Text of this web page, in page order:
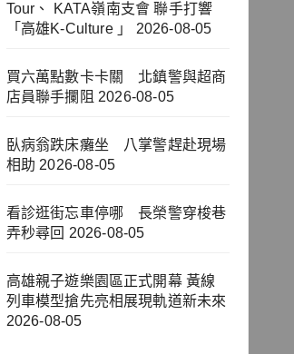
Tour、 KATA嶺南支會 聯手打響
「高雄K-Culture 」
2026-08-05
買六萬點數卡卡關 北鎮警與超商
店員聯手攔阻 2026-08-05
臥病翁跌床癱坐 八掌警趕赴現場
相助 2026-08-05
看診逛街忘車停哪 長榮警穿梭巷
弄秒尋回 2026-08-05
高雄親子遊樂園區正式開幕 黃線
列車模型搶先亮相展現軌道新未來
2026-08-05